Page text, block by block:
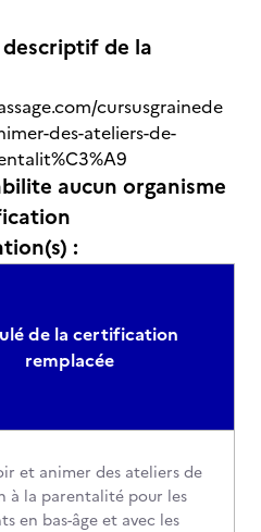
de la
cursusgrainede
des-ateliers-de-
aucun organisme
:
de la certification
remplacée
et animer des ateliers de
à la parentalité pour les
en bas-âge et avec les